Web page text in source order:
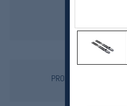
Salomon
PROLINK Pro Skate